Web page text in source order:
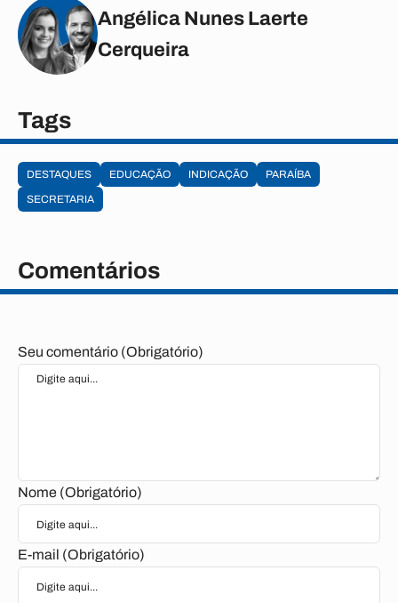
Angélica Nunes Laerte
Cerqueira
Tags
DESTAQUES EDUCAÇÃO INDICAÇÃO
PARAÍBA
SECRETARIA
Comentários
Seu comentário (Obrigatório)
Nome (Obrigatório)
E-mail (Obrigatório)